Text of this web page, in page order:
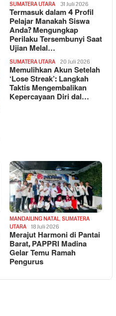
SUMATERA UTARA 31 Juli 2026
Termasuk dalam 4 Profil
Pelajar Manakah Siswa
Anda? Mengungkap
Perilaku Tersembunyi Saat
Ujian Melal…
SUMATERA UTARA 20 Juli 2026
Memulihkan Akun Setelah
‘Lose Streak’: Langkah
Taktis Mengembalikan
Kepercayaan Diri dal…
MANDAILING NATAL, SUMATERA
UTARA
18 Juli 2026
Merajut Harmoni di Pantai
Barat, PAPPRI Madina
Gelar Temu Ramah
Pengurus